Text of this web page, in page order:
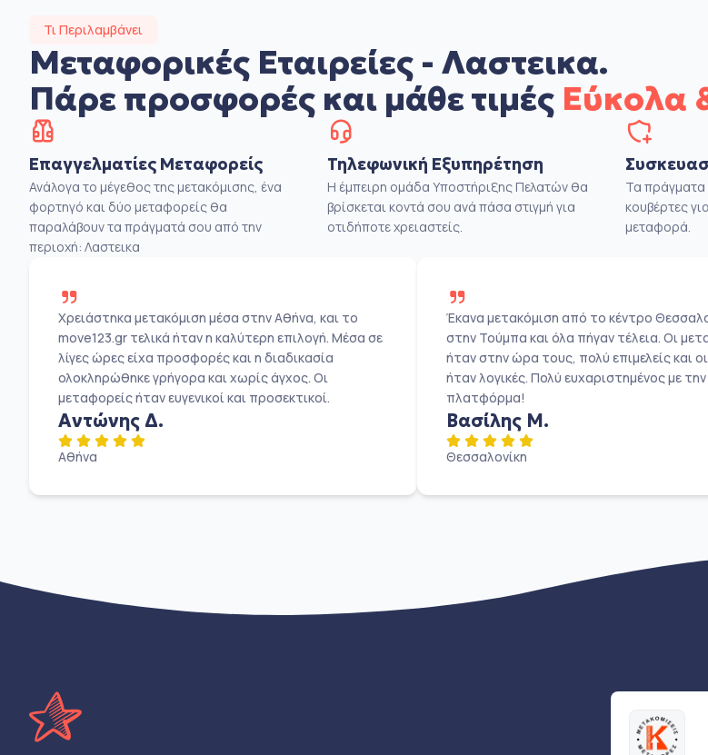
Τι Περιλαμβάνει
Μεταφορικές Εταιρείες - Λαστεικα.
Πάρε προσφορές και μάθε τιμές Εύκολα
Επαγγελματίες Μεταφορείς
Ανάλογα το μέγεθος της μετακόμισης, ένα
φορτηγό και δύο μεταφορείς θα
παραλάβουν τα πράγματά σου από την
περιοχή: Λαστεικα
Τηλεφωνική Εξυπηρέτηση
Η έμπειρη ομάδα Υποστήριξης Πελατών θα
βρίσκεται κοντά σου ανά πάσα στιγμή για
οτιδήποτε χρειαστείς.
Τα
κουβέρτες
μεταφορά.
Χρειάστηκα μετακόμιση μέσα στην Αθήνα, και το
move123.gr τελικά ήταν η καλύτερη επιλογή. Μέσα σε
λίγες ώρες είχα προσφορές και η διαδικασία
ολοκληρώθηκε γρήγορα και χωρίς άγχος. Οι
μεταφορείς ήταν ευγενικοί και προσεκτικοί.
Αντώνης Δ.
Αθήνα
Έκανα μετακόμιση από το κέντρο
στην Τούμπα και όλα πήγαν τέλεια. Οι
ήταν στην ώρα τους, πολύ επιμελείς και
ήταν λογικές. Πολύ ευχαριστημένος με την
πλατφόρμα!
Βασίλης Μ.
Θεσσαλονίκη